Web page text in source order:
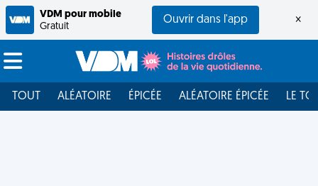
VDM pour mobile
Gratuit
Ouvrir dans l'app ×
TOUT ALÉATOIRE ÉPICÉE ALÉATOIRE ÉPICÉE LE